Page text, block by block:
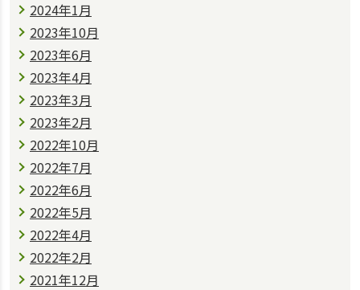
2024年1月
2023年10月
2023年6月
2023年4月
2023年3月
2023年2月
2022年10月
2022年7月
2022年6月
2022年5月
2022年4月
2022年2月
2021年12月